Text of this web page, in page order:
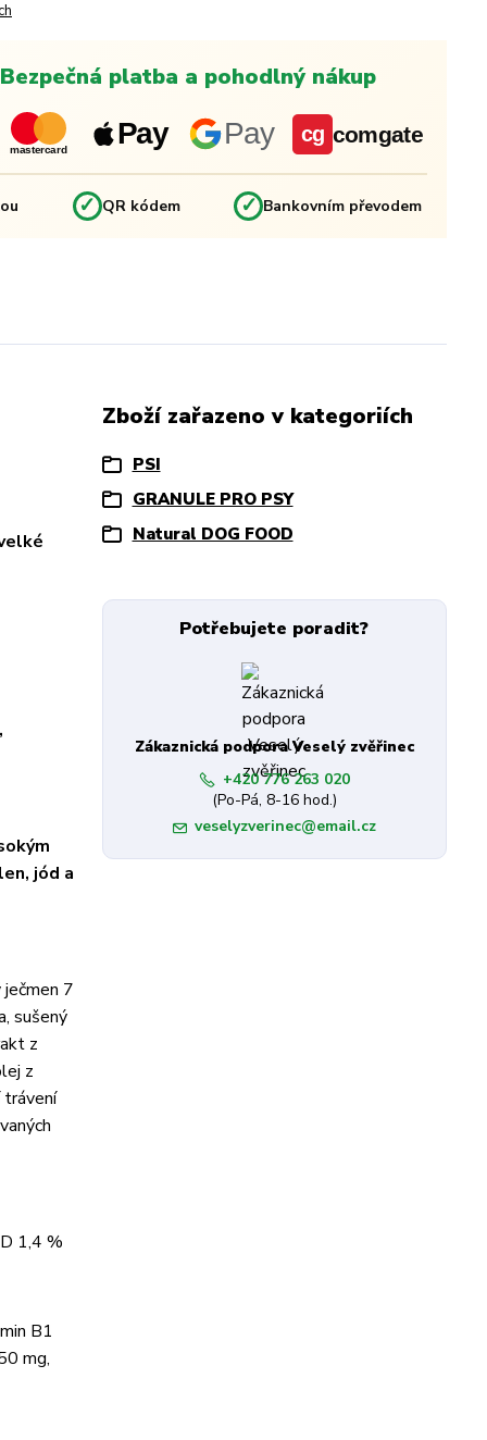
Bezpečná platba a pohodlný nákup
mastercard Pay Pay cg comgate
✓ QR kódem ✓ Bankovním převodem
jód a
7
sušený
z
z
trávení
1,4 %
B1
mg,
Zboží zařazeno v kategoriích
PSI
GRANULE PRO PSY
Natural DOG FOOD
Potřebujete poradit?
Zákaznická podpora Veselý zvěřinec
+420 776 263 020
(Po-Pá, 8-16 hod.)
veselyzverinec@email.cz